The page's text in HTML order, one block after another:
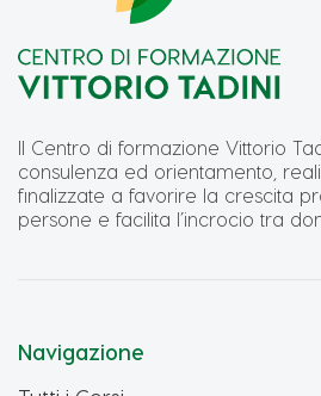
Il Centro di formazione Vittorio
consulenza ed orientamento,
finalizzate a favorire la crescita
persone e facilita l’incrocio tra
Navigazione